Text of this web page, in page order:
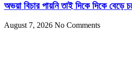
অভয়া বিচার পায়নি তাই দিকে দিকে
August 7, 2026 No Comments